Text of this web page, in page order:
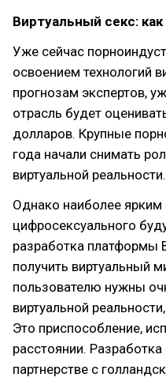
Виртуальный секс:
Уже сейчас
освоением технологий
прогнозам экспертов,
отрасль будет
долларов. Крупные
года начали снимать
виртуальной реальности.
Однако наиболее
цифросексуального
разработка
получить виртуальный
пользователю нужны
виртуальной
Это приспособление,
расстоянии.
партнерстве с